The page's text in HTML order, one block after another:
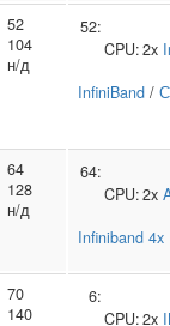
52
104
н/д
52:
CPU:2x
InfiniBand /
64
128
н/д
64:
CPU:2x
Infiniband 4x
70
140
6:
CPU:2x